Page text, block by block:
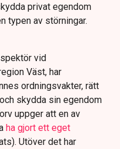
privat egendom
typen av störningar.
vid
Väst, har
ordningsvakter, rätt
skydda sin egendom
uppger att en av
ha gjort ett eget
Utöver det har